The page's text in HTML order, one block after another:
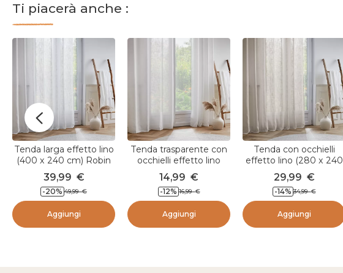
l
i
c
a
Ti piacerà anche :
Tenda larga effetto lino
(400 x 240 cm) Robin
Bianco
39,99 €
-20% 49,99 €
Aggiungi
Tenda trasparente con
occhielli effetto lino
(140 x 240 cm) Robin
Bianco
14,99 €
-12% 16,99 €
Aggiungi
Tenda con occhielli
effetto lino (280 x 240
cm) Robin Beige
29,99 €
-14% 34,99 €
Aggiungi